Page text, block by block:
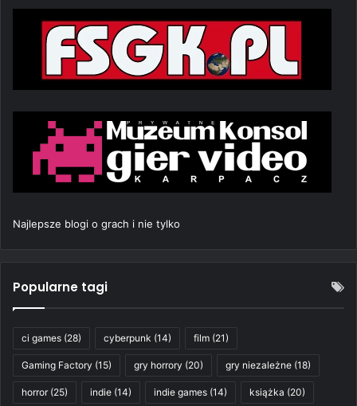
Najlepsze blogi o grach i nie tylko
Popularne tagi
ci games (28) cyberpunk (14) film (21)
Gaming Factory (15) gry horrory (20) gry niezależne (18)
horror(25) indie (14) indie games (14) książka (20)